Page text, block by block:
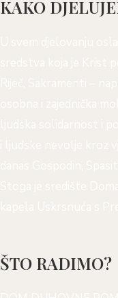
KAKO
ŠTO RADIMO?